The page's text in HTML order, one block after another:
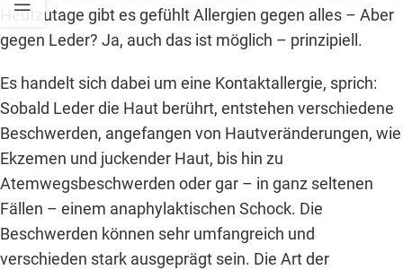
Heutzutage gibt es gefühlt Allergien gegen alles – Aber
gegen Leder? Ja, auch das ist möglich – prinzipiell.
Es handelt sich dabei um eine Kontaktallergie, sprich:
Sobald Leder die Haut berührt, entstehen verschiedene
Beschwerden, angefangen von Hautveränderungen, wie
Ekzemen und juckender Haut, bis hin zu
Atemwegsbeschwerden oder gar – in ganz seltenen
Fällen – einem anaphylaktischen Schock. Die
Beschwerden können sehr umfangreich und
verschieden stark ausgeprägt sein. Die Art der